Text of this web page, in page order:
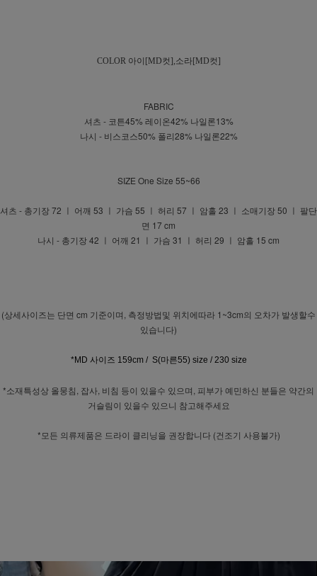
COLOR 아이[MD컷],소라[MD컷]
FABRIC
셔츠 - 코튼45% 레이온42% 나일론13%
나시 - 비스코스50% 폴리28% 나일론22%
SIZE One Size 55~66
셔츠 - 총기장 72 ㅣ 어깨 53 ㅣ 가슴 55 ㅣ 허리 57 ㅣ 암홀 23 ㅣ 소매기장 50 ㅣ 팔단
면 17 cm
나시 - 총기장 42 ㅣ 어깨 21 ㅣ 가슴 31 ㅣ 허리 29 ㅣ 암홀 15 cm
(상세사이즈는 단면 cm 기준이며, 측정방법및 위치에따라 1~3cm의 오차가 발생할수
있습니다)
*MD 사이즈 159cm / S(마른55) size / 230 size
*소재특성상 올뭉침, 잡사, 비침 등이 있을수 있으며, 피부가 예민하신 분들은 약간의
거슬림이 있을수 있으니 참고해주세요
*모든 의류제품은 드라이 클리닝을 권장합니다 (건조기 사용불가)